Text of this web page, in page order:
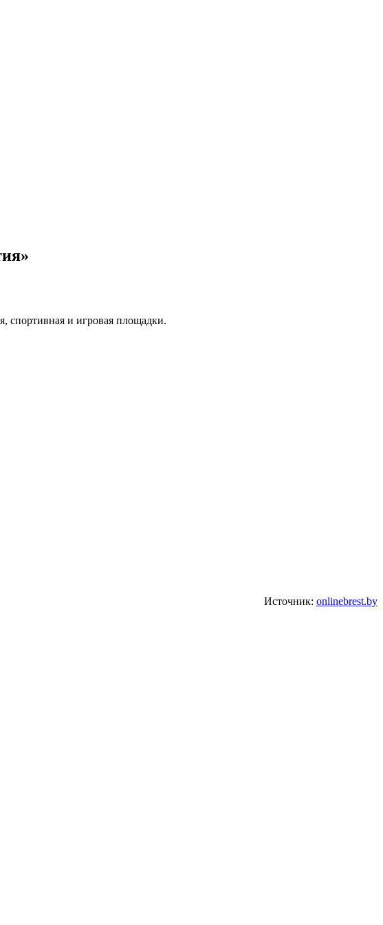
спортивная и игровая площадки.
Источник: onlinebrest.by